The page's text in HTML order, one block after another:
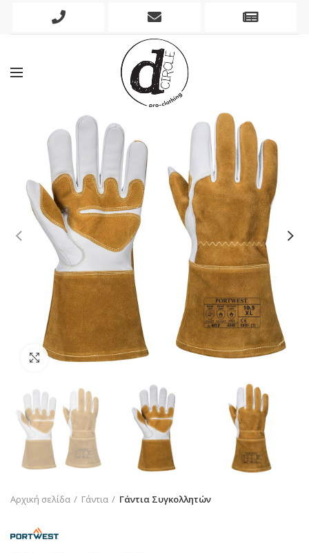
Phone
Mobile
Click to enlarge
Αρχική σελίδα Γάντια Γάντια Συγκολλητών